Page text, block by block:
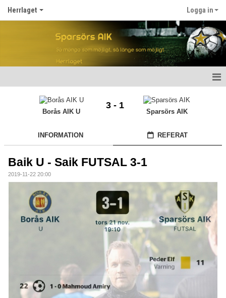
Herrlaget Logga in
Truppen
Gästbok
Bildgalleri
Dokument
Borås AIK U
3 - 1
Sparsörs AIK
INFORMATION REFERAT
Baik U - Saik FUTSAL 3-1
2019-11-22 20:00